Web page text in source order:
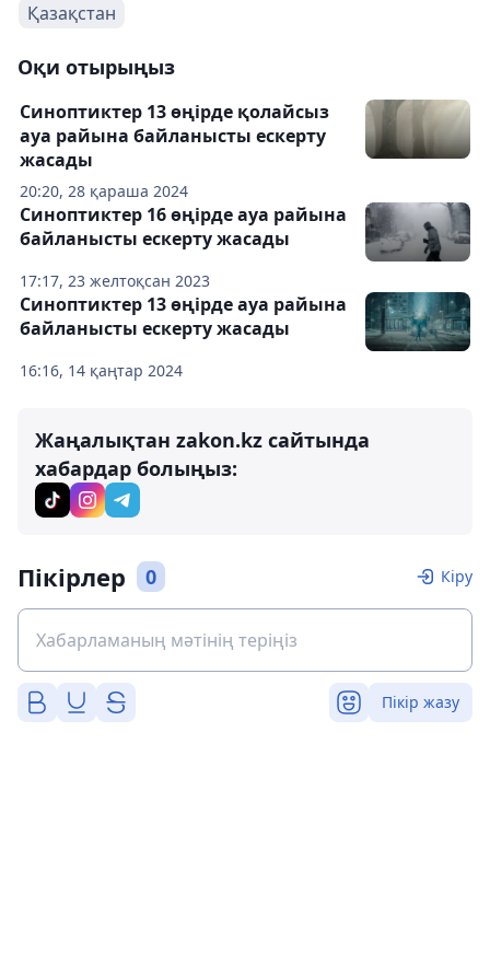
Қазақстан
Оқи отырыңыз
20:20, 28 қараша 2024
Синоптиктер 13 өңірде қолайсыз
ауа райына байланысты ескерту
жасады
17:17, 23 желтоқсан 2023
Синоптиктер 16 өңірде ауа райына
байланысты ескерту жасады
16:16, 14 қаңтар 2024
Синоптиктер 13 өңірде ауа райына
байланысты ескерту жасады
Жаңалықтан zakon.kz сайтында
хабардар болыңыз:
Пікірлер 0 Кіру
Пікір жазу